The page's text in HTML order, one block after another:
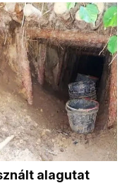
alagutat